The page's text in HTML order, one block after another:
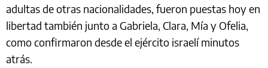
adultas de otras nacionalidades, fueron puestas hoy en
libertad también junto a Gabriela, Clara, Mía y Ofelia,
como confirmaron desde el ejército israelí minutos
atrás.